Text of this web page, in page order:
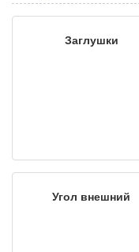
Заглушки
Угол внешний